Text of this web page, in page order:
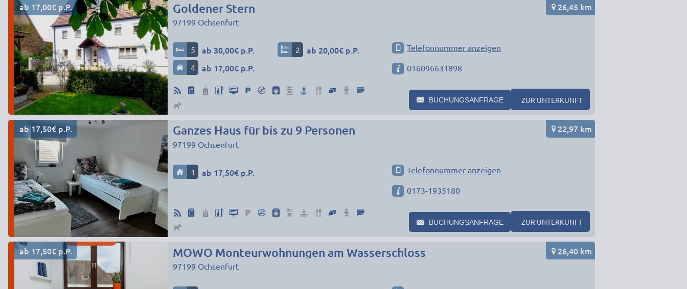
ab 17,00€ p.P. Goldener Stern
97199 Ochsenfurt
26,45 km
5 ab 30,00€ p.P. 2 ab 20,00€ p.P.
4 ab 17,00€ p.P.
Telefonnummer anzeigen
016096631898
BUCHUNGSANFRAGE ZUR UNTERKUNFT
ab 17,50€ p.P. Ganzes Haus für bis zu 9 Personen
97199 Ochsenfurt
22,97 km
1 ab 17,50€ p.P. Telefonnummer anzeigen
0173-1935180
BUCHUNGSANFRAGE ZUR UNTERKUNFT
ab 17,50€ p.P. MOWO Monteurwohnungen am Wasserschloss
97199 Ochsenfurt
26,40 km